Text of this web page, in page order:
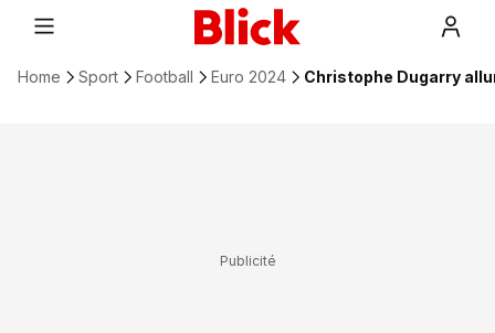
Home Sport Football Euro 2024 Christophe Dugarry